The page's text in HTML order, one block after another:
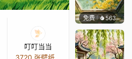
叮叮当当
3720 张壁纸
免费 563渔小小